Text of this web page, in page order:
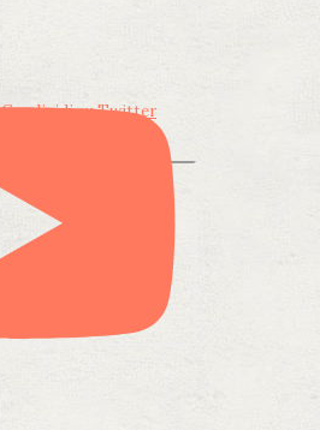
Condividi su Twitter